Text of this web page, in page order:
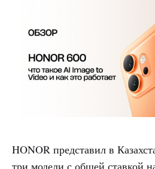
HONOR представил в